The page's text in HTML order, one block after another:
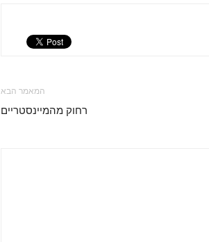
המאמר הבא
רחוק מהמיינסטריים